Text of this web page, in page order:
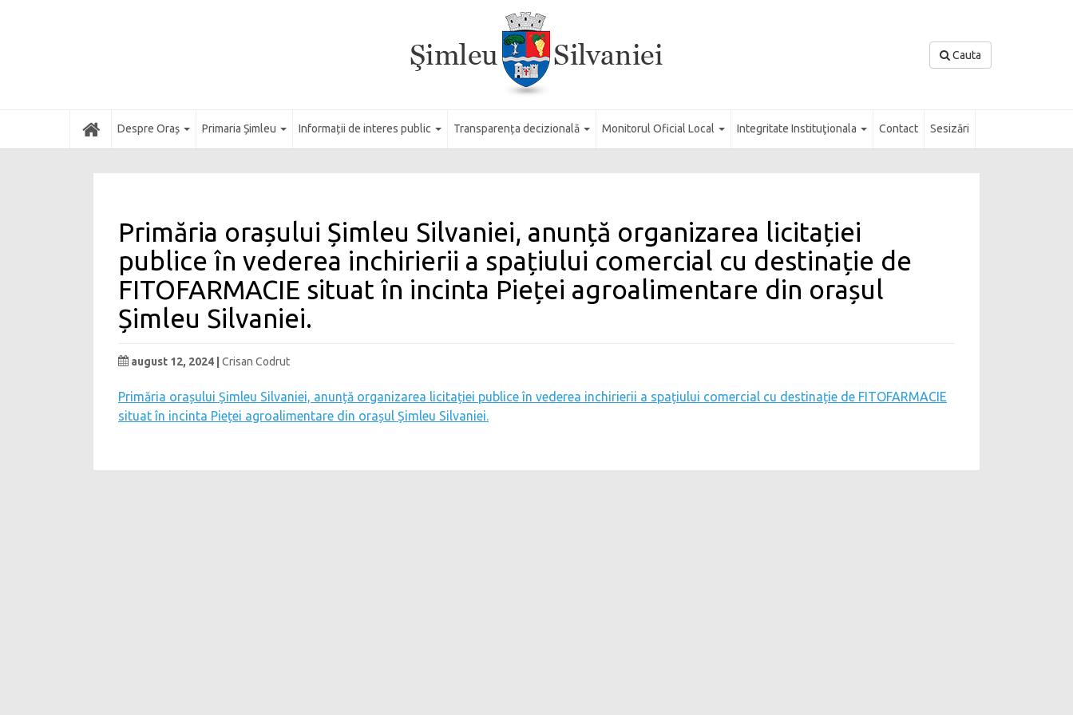
Cauta
Acasă Despre Oraș Primaria Șimleu Informații de interes public Transparența decizională Monitorul Oficial Local Integritate Instituţionala Contact Sesizări
Primăria orașului Șimleu Silvaniei, anunță organizarea licitației
publice în vederea inchirierii a spațiului comercial cu destinație de
FITOFARMACIE situat în incinta Pieței agroalimentare din orașul
Șimleu Silvaniei.
august 12, 2024 | Crisan Codrut
Primăria orașului Șimleu Silvaniei, anunță organizarea licitației publice în vederea inchirierii a spațiului comercial cu destinație de FITOFARMACIE
situat în incinta Pieței agroalimentare din orașul Șimleu Silvaniei.